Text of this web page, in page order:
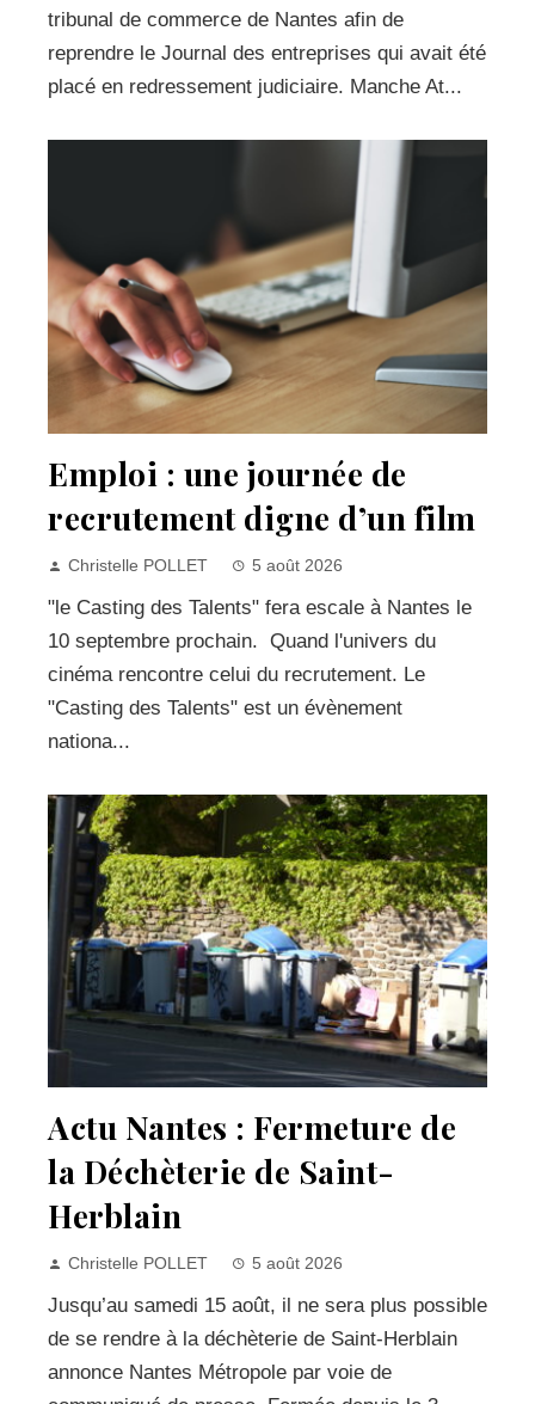
tribunal de commerce de Nantes afin de
reprendre le Journal des entreprises qui avait été
placé en redressement judiciaire. Manche At...
Emploi : une journée de
recrutement digne d’un film
Christelle POLLET 5 août 2026
"le Casting des Talents" fera escale à Nantes le
10 septembre prochain. Quand l'univers du
cinéma rencontre celui du recrutement. Le
"Casting des Talents" est un évènement
nationa...
Actu Nantes : Fermeture de
la Déchèterie de Saint-
Herblain
Christelle POLLET 5 août 2026
Jusqu’au samedi 15 août, il ne sera plus possible
de se rendre à la déchèterie de Saint-Herblain
annonce Nantes Métropole par voie de